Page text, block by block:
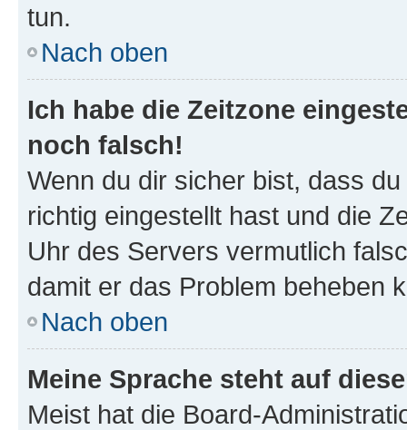
tun.
Nach oben
Ich habe die Zeitzone
noch falsch!
Wenn du dir sicher bist, dass
richtig eingestellt hast und die
Uhr des Servers vermutlich
damit er das Problem beheben
Nach oben
Meine Sprache steht auf
Meist hat die Board-